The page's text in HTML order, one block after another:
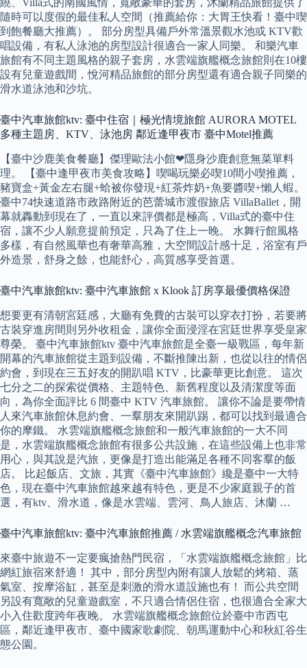
繞、Villa式的南國風情，寬敞豪華的套房，沐蘭精品旅館提供了
隨時可以度假的最佳私人空間（推薦給你：大胃王快看！臺中喫
到飽餐廳大推薦）。 部分房型具備戶外常溫景觀水池或 KTV歡
唱設備，有私人泳池的房型設計很適合一家人同樂。 和樂汽車
旅館有不同主題風格的親子套房，水雲端旗艦概念旅館則在10樓
設有兒童遊戲間，悅河精品旅館的部分房型還有適合親子同樂的
滑水道泳池和沙坑。
臺中汽車旅館ktv: 臺中住宿｜極光情境旅館 AURORA MOTEL
多種主題房、KTV、泳池房 鄰近逢甲夜市 臺中Motel推薦
【臺中沙鹿美食餐廳】傑理歐法小館❤隱身沙鹿創意無菜單料
理。 【臺中逢甲夜市美食攻略】喫喝玩樂必喫10間小喫推薦，
豬寶盒+黃金左右腿+蛤被你發現+紅茶炸奶+魚要醬喫+懶人蝦。
臺中74快速道路市政路附近的芭蕾城市渡假旅店 VillaBallet，開
幕就轟動到現在了，一直以來評價都是極高，Villa式的臺中住
宿，讓不少人願意提前預定，只為了住上一晚。 水舞行館風格
多樣，有自然風華也有奢華高雅，大空間設計感十足，浴室有戶
外造景，舒身之餘，也能舒心，高質感享受首選。
臺中汽車旅館ktv: 臺中汽車旅館 x Klook 訂房享最優價格保證
想要更有清朝宮廷感，大廳有免費的古裝可以穿衣打扮，若要將
古裝穿進房間則另外收租金，讓你全面浸淫在宮廷世界享受皇家
尊榮。 臺中汽車旅館ktv 臺中汽車旅館是全臺一級戰區，每年新
開幕的汽車旅館從主題到設備，不斷推陳出新，也從以往的情侶
約會，到現在三五好友的開趴唱 KTV，比豪華更比創意。 這次
七分之二的探索從價格、主題特色、新舊程度以及清潔度等面
向，為你全面評比 6 間臺中 KTV 汽車旅館。 讓你不論是要帶情
人來汽車旅館休息約會、一羣朋友來開趴踢，都可以找到最適合
你的摩鐵。 水雲端旗艦概念旅館和一般汽車旅館的一大不同
是，水雲端旗艦概念旅館有很多公共設施，在這些設備上也非常
用心，與其說是汽旅，更像是打造出能滿足各種不同客羣的飯
店。 比起飯店、文旅，其實《臺中汽車旅館》纔是臺中一大特
色，現在臺中汽車旅館越來越有特色，更是不少家庭親子的首
選，有ktv、滑水道，像是水雲端、雲河、鳥人旅店、沐蘭 …
臺中汽車旅館ktv: 臺中汽車旅館推薦 / 水雲端旗艦概念汽車旅館
來臺中旅遊不一定要瘋搶熱門民宿，「水雲端旗艦概念旅館」比
網紅旅宿來舒適！ 其中，部分房型內附有讓人放鬆的烤箱、蒸
氣室、按摩浴缸，甚至是刺激的滑水道設施也有！ 而公共空間
另設有寬敞的兒童遊戲室，不只適合情侶住宿，也很適合全家大
小入住歡度跨年夜晚。 水雲端旗艦概念旅館位於臺中市西屯
區，鄰近逢甲夜市、臺中國家歌劇院、朝馬運動中心和秋紅谷生
態公園。